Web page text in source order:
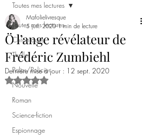
Toutes mes lectures
Chroniques
Thriller
Polar/Policier
Nouvelle
Roman
Science-fiction
Espionnage
Toutes mes lectures
Ö l’ange révélateur de
Frédéric Zumbiehl
Mafolielivresque
5 juil. 2020 1 min de lecture
Dernière mise à jour : 12 sept. 2020
Noté NaN étoiles sur 5.